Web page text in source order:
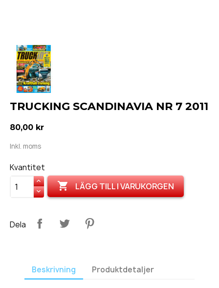
TRUCKING SCANDINAVIA NR 7 2011
80,00 kr
Inkl. moms
Kvantitet
 LÄGG TILL I VARUKORGEN
Dela
Beskrivning Produktdetaljer